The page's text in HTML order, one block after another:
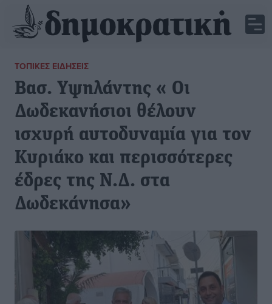
ΤΟΠΙΚΈΣ ΕΙΔΉΣΕΙΣ
Βασ. Υψηλάντης « Οι
Δωδεκανήσιοι θέλουν
ισχυρή αυτοδυναμία για τον
Κυριάκο και περισσότερες
έδρες της Ν.Δ. στα
Δωδεκάνησα»